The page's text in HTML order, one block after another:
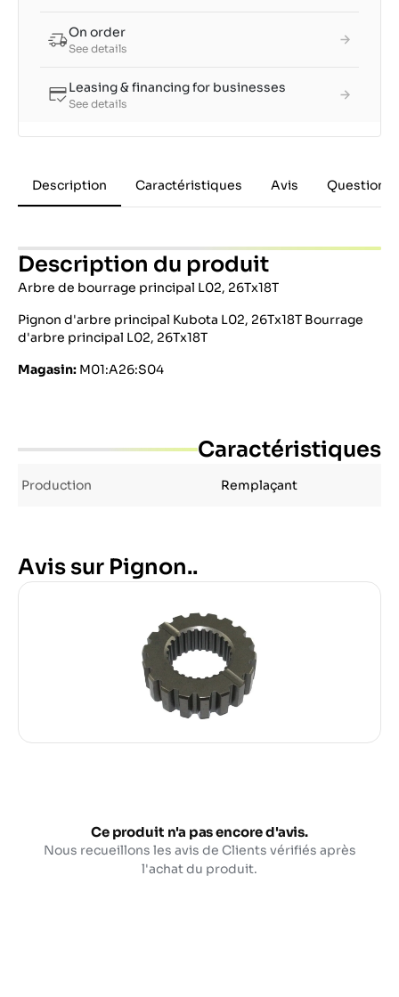
On order
See details
Leasing & financing for businesses
See details
Description Caractéristiques Avis Questions
Description du produit
Arbre de bourrage principal L02, 26Tx18T
Pignon d'arbre principal Kubota L02, 26Tx18T Bourrage
d'arbre principal L02, 26Tx18T
Magasin: M01:A26:S04
Caractéristiques
Production Remplaçant
Avis sur Pignon..
Ce produit n'a pas encore d'avis.
Nous recueillons les avis de Clients vérifiés après
l'achat du produit.